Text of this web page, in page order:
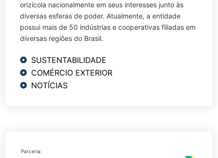
orizícola nacionalmente em seus interesses junto às
diversas esferas de poder. Atualmente, a entidade
possui mais de 50 indústrias e cooperativas filiadas em
diversas regiões do Brasil.
SUSTENTABILIDADE
COMÉRCIO EXTERIOR
NOTÍCIAS
Parceria: